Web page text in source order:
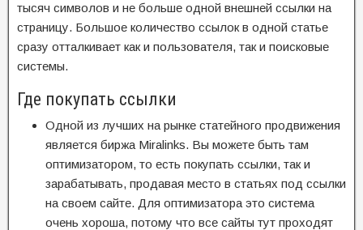
тысяч символов и не больше одной внешней ссылки на
страницу. Большое количество ссылок в одной статье
сразу отталкивает как и пользователя, так и поисковые
системы.
Где покупать ссылки
Одной из лучших на рынке статейного продвижения
является биржа Miralinks. Вы можете быть там
оптимизатором, то есть покупать ссылки, так и
зарабатывать, продавая место в статьях под ссылки
на своем сайте. Для оптимизатора это система
очень хороша, потому что все сайты тут проходят